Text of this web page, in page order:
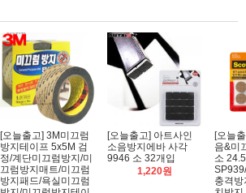
[오늘출고] 3M미끄럼
방지테이프 5x5M 검
정/계단미끄럼방지/미
끄럼방지매트/미끄럼
방지패드/욕실미끄럼
[오늘출고] 아트사인
소음방지에바 사각
9946 소 32개입
1,220원
[오늘
음&미
소
충격